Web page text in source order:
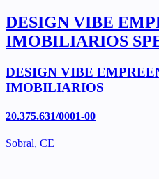
DESIGN VIBE
IMOBILIARIOS
DESIGN VIBE
IMOBILIARIOS
20.375.631/0001-00
Sobral, CE